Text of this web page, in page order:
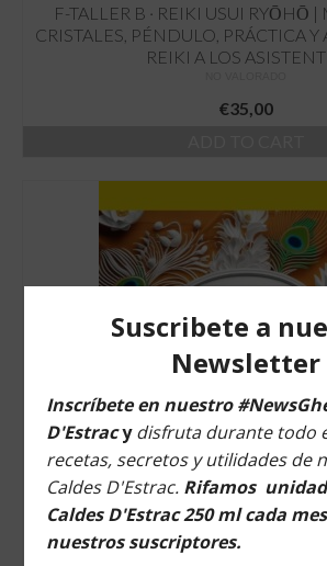
F-TALLER B · REIKI USUI RYŌHŌ
CRISTALES, PÉNDULO, PRÁCTICA
REIKI A LOS
€35,00
G.- TALLER PRACTICO:
AYURVEDA EN TU VIDA DIARIA
APLICACIÓN Y EL USO DE